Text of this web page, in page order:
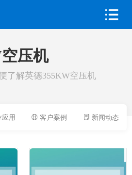
压机
了解英德355KW空压机
应用 客户案例 新闻动态